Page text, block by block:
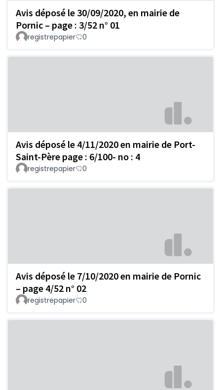
Avis déposé le 30/09/2020, en mairie de
Pornic – page : 3/52 n° 01
registrepapier 0
Avis déposé le 4/11/2020 en mairie de Port-
Saint-Père page : 6/100- no : 4
registrepapier 0
Avis déposé le 7/10/2020 en mairie de Pornic
– page 4/52 n° 02
registrepapier 0